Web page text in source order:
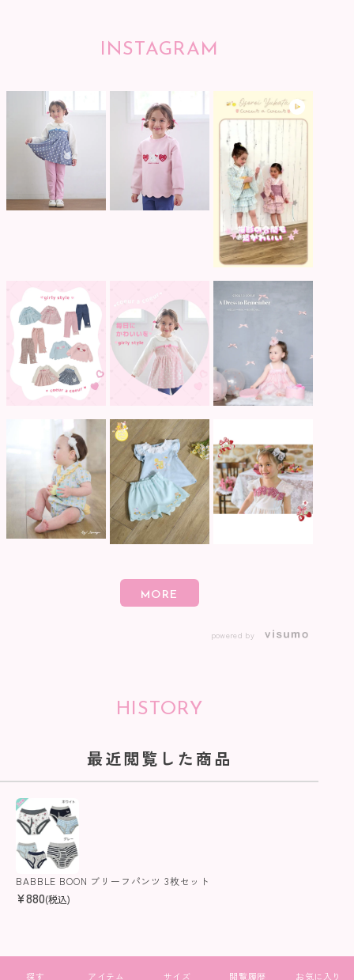
INSTAGRAM
powered by
HISTORY
最近閲覧した商品
BABBLE BOON ブリーフパンツ 3枚セット
¥880(税込)